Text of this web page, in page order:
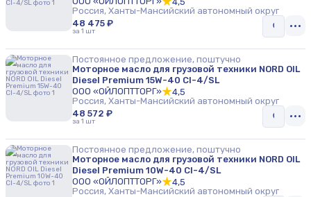
Россия, Ханты-Мансийский автономный округ
48 475 ₽
за 1 шт
Постоянное предложение, поштучно
Моторное масло для грузовой техники NORD OIL
Diesel Premium 15W-40 CI-4/SL
ООО «ОЙЛОПТТОРГ»
4,5
Россия, Ханты-Мансийский автономный округ
48 572 ₽
за 1 шт
Постоянное предложение, поштучно
Моторное масло для грузовой техники NORD OIL
Diesel Premium 10W-40 CI-4/SL
ООО «ОЙЛОПТТОРГ»
4,5
Россия, Ханты-Мансийский автономный округ